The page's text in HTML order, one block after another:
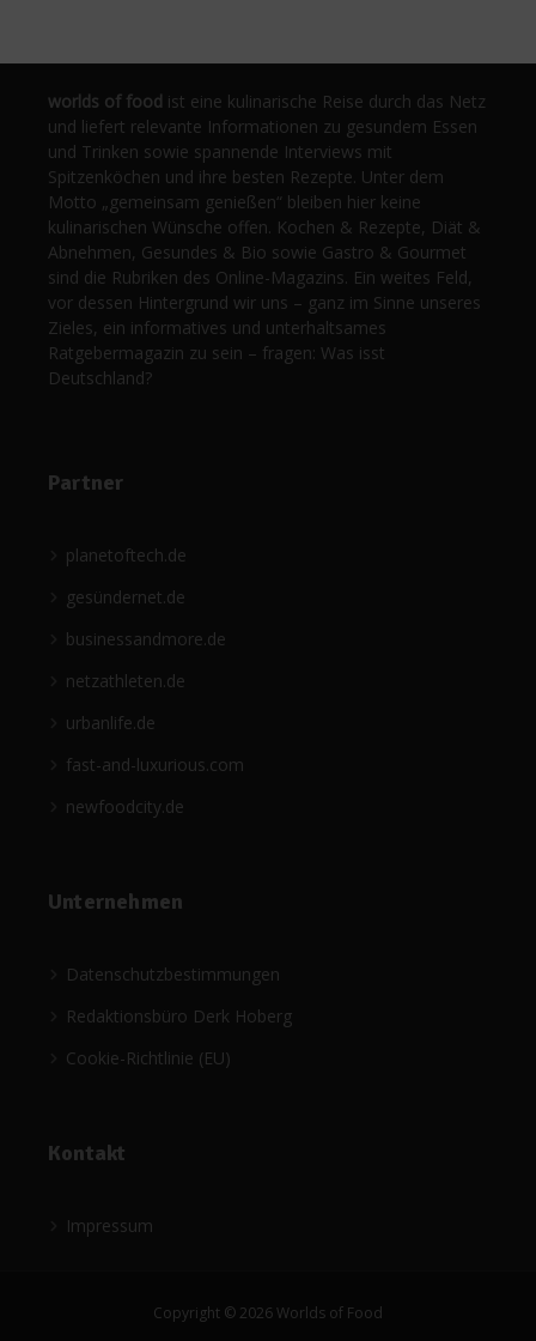
worlds of food ist eine kulinarische Reise durch das Netz
und liefert relevante Informationen zu gesundem Essen
und Trinken sowie spannende Interviews mit
Spitzenköchen und ihre besten Rezepte. Unter dem
Motto „gemeinsam genießen“ bleiben hier keine
kulinarischen Wünsche offen. Kochen & Rezepte, Diät &
Abnehmen, Gesundes & Bio sowie Gastro & Gourmet
sind die Rubriken des Online-Magazins. Ein weites Feld,
vor dessen Hintergrund wir uns – ganz im Sinne unseres
Zieles, ein informatives und unterhaltsames
Ratgebermagazin zu sein – fragen: Was isst
Deutschland?
Partner
planetoftech.de
gesündernet.de
businessandmore.de
netzathleten.de
urbanlife.de
fast-and-luxurious.com
newfoodcity.de
Unternehmen
Datenschutzbestimmungen
Redaktionsbüro Derk Hoberg
Cookie-Richtlinie (EU)
Kontakt
Impressum
Copyright © 2026 Worlds of Food